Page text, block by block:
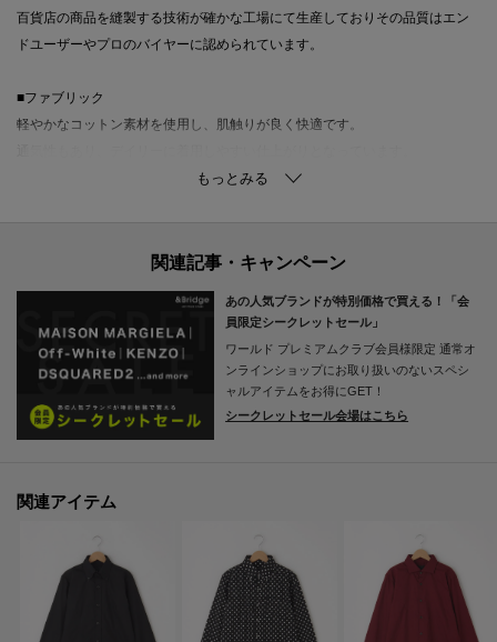
百貨店の商品を縫製する技術が確かな工場にて生産しておりその品質はエン
ドユーザーやプロのバイヤーに認められています。
■ファブリック
軽やかなコットン素材を使用し、肌触りが良く快適です。
ボタンのディテールがアクセントとなり、カジュアルからビジネスシーンま
シルエットはすっきりとしており、スタイリングしやすいです。
■コーディネイト
デニムやスラックスと合わせて、シンプルながらもおしゃれなスタイルを楽
しめます。
ジャケットのインナーとしても活用でき、季節を問わず重宝します。
※製造過程の工程上、カラーにより生地感が異なる場合がございます。
※できる限り実物と同じ色になるよう努力しておりますが、パソコン・スマ
ートフォンなどの環境により、若干製品と画像のカラーが異なる場合もござ
います。
あの人気ブランドが特別価格で買える！「会
員限定シークレットセール」
ワールド プレミアムクラブ会員様限定 通常オ
ンラインショップにお取り扱いのないスペシ
ャルアイテムをお得にGET！
シークレットセール会場はこちら
関連アイテム